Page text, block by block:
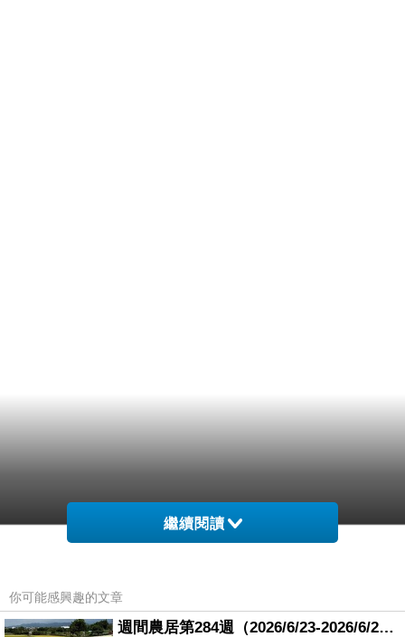
繼續閱讀
你可能感興趣的文章
週間農居第284週（2026/6/23-2026/6/24) 夏至 金黃稻浪洋溢豐收喜悅